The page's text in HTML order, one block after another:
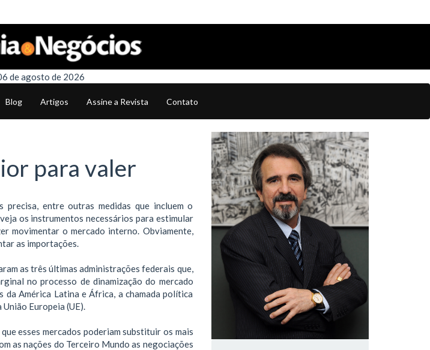
de agosto de 2026
Blog Artigos Assine a Revista Contato
para valer
entre outras medidas que incluem o
os instrumentos necessários para estimular
movimentar o mercado interno. Obviamente,
as importações.
as três últimas administrações federais que,
no processo de dinamização do mercado
América Latina e África, a chamada política
Europeia (UE).
esses mercados poderiam substituir os mais
as nações do Terceiro Mundo as negociações